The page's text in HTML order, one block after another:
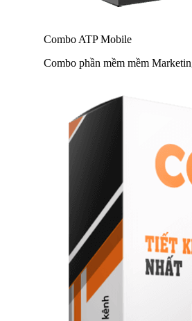
Combo ATP Mobile
Combo phần mềm mềm